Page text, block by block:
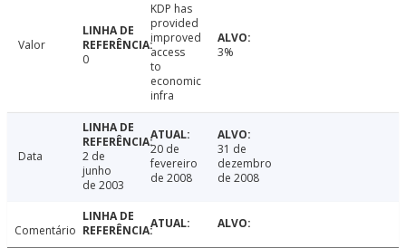
Valor
0
KDP has
provided
improved
access
to
economic
infra
3%
Data
2 de
junho
de 2003
20 de
fevereiro
de 2008
31 de
dezembro
de 2008
Comentário